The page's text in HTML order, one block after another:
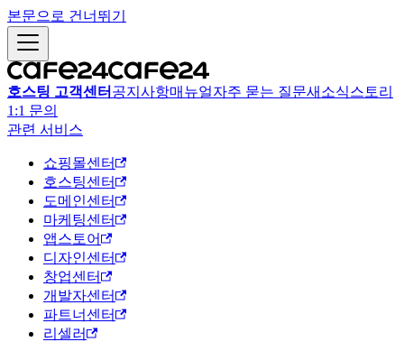
본문으로 건너뛰기
호스팅 고객센터 공지사항매뉴얼자주 묻는 질문새소식스토리
1:1 문의
관련 서비스
쇼핑몰센터
호스팅센터
도메인센터
마케팅센터
앱스토어
디자인센터
창업센터
개발자센터
파트너센터
리셀러